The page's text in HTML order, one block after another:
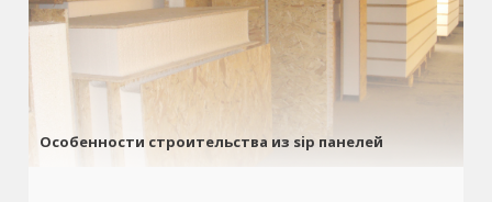
Особенности строительства из sip панелей